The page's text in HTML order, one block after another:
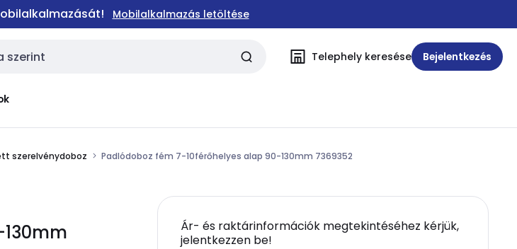
Mobilalkalmazás letöltése
Telephely keresése Bejelentkezés
szerelvénydoboz Padlódoboz fém 7-10férőhelyes alap 90-130mm 7369352
Ár- és raktárinformációk megtekintéséhez kérjük,
jelentkezzen be!